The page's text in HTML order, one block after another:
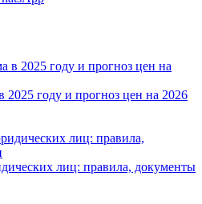
году и прогноз цен на 2026
лиц: правила, документы